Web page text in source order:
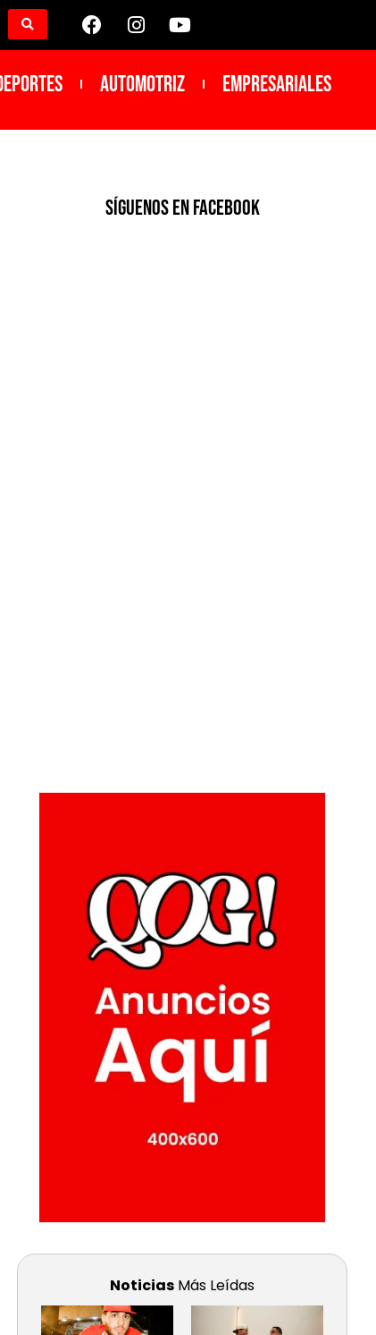
Automotriz Empresariales
SíGUENOS EN FACEBOOK
Noticias Más Leídas